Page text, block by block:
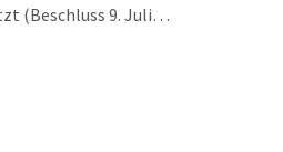
(Beschluss 9. Juli…